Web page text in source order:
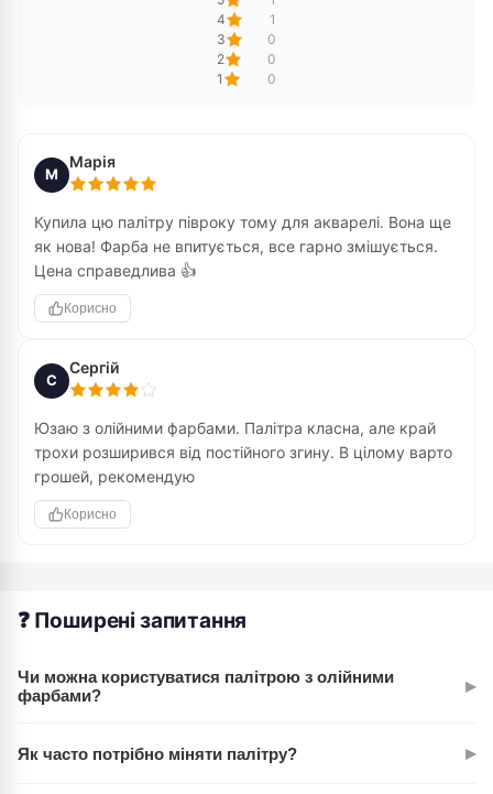
4
1
3
0
2
0
1
0
М
Марія
Купила цю палітру півроку тому для акварелі. Вона ще
як нова! Фарба не впитується, все гарно змішується.
Цена справедлива 👍
Корисно
С
Сергій
Юзаю з олійними фарбами. Палітра класна, але край
трохи розширився від постійного згину. В цілому варто
грошей, рекомендую
Корисно
❓ Поширені запитання
Чи можна користуватися палітрою з олійними
фарбами?
▸
впитується. Очищається легко, навіть якщо фарба висохла.
Як часто потрібно міняти палітру? ▸